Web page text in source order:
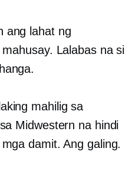
ang lahat ng
Lalabas na si
mahilig sa
Midwestern na hindi
damit. Ang galing.